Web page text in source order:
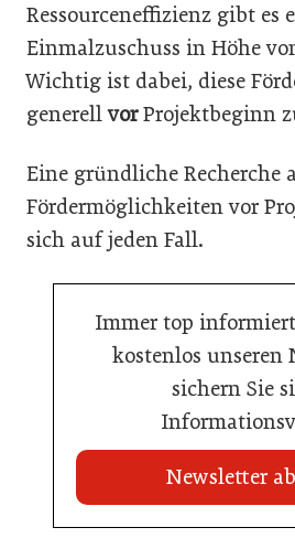
Ressourceneffizienz gibt es
Einmalzuschuss in Höhe
Wichtig ist dabei, diese
generellvorProjektbeginn
Eine gründliche Recherche
Fördermöglichkeiten vor
sich auf jeden Fall.
Immer top
kostenlos unseren
sichern Sie
Newsletter